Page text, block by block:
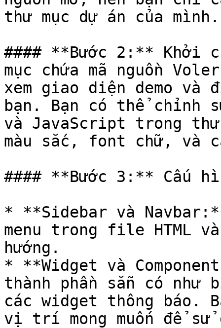
thư mục dự án của mình.
#### **Bước 2:** Khởi
mục chứa mã nguồn
xem giao diện demo và
bạn. Bạn có thể chỉnh
và JavaScript trong
màu sắc, font chữ, và
#### **Bước 3:** Cấu
* **Sidebar và
menu trong file HTML
hướng.
* **Widget và
thành phần sẵn có
các widget thông báo.
vị trí mong muốn để sử